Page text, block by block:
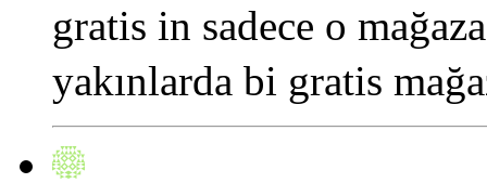
gratis in sadece o
yakınlarda bi gratis